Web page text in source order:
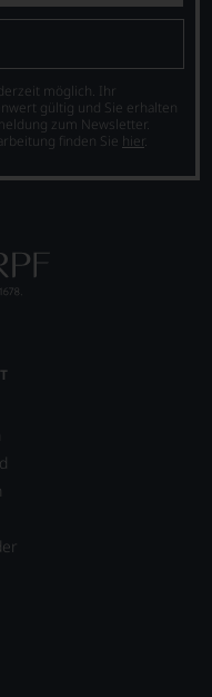
möglich. Ihr
gültig und Sie erhalten
zum Newsletter.
finden Sie hier.